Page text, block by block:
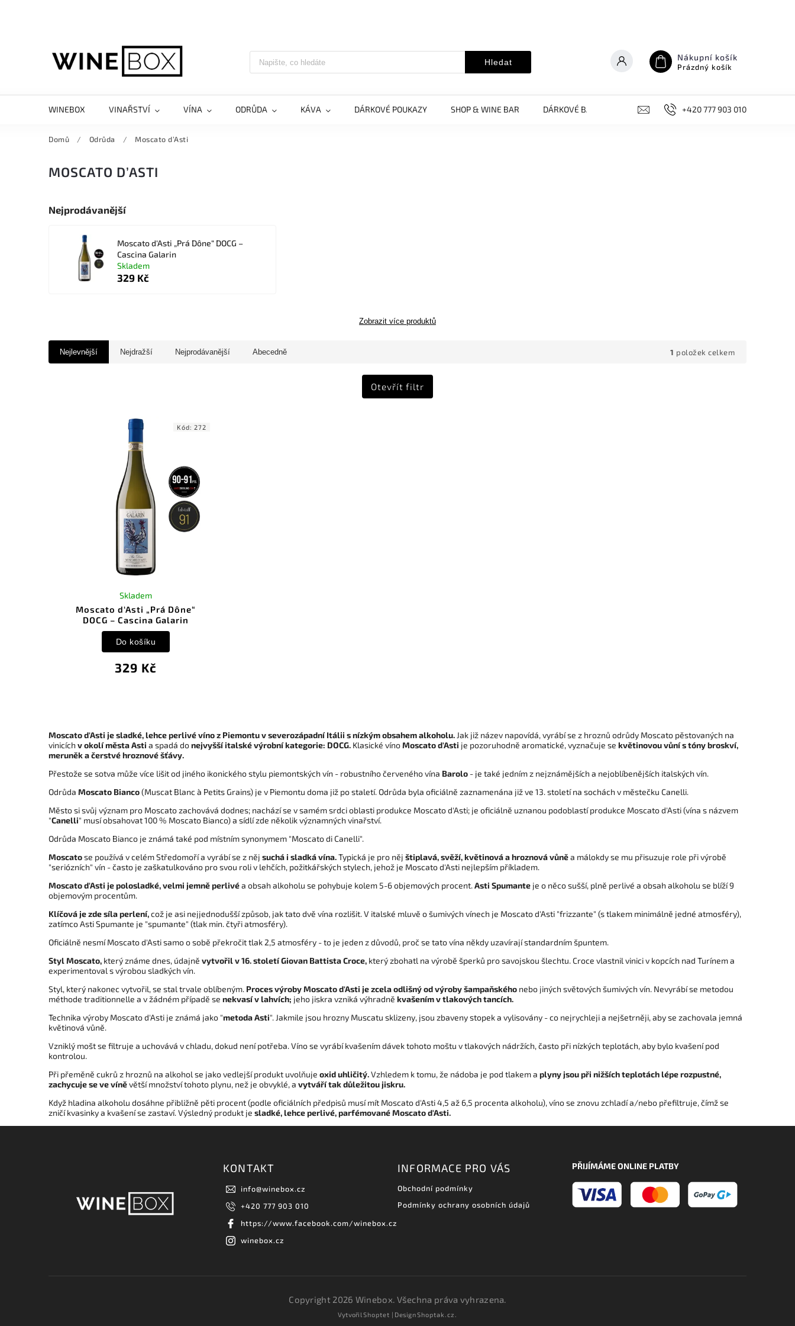
Hledat Nákupní košík
Prázdný košík
WINEBOX VINAŘSTVÍ VÍNA ODRŮDA KÁVA DÁRKOVÉ POUKAZY SHOP & WINE BAR DÁRKOVÉ BALÍČKY NOVINKY, AKCE KONTAKT
+420 777 903 010
Domů / Odrůda / Moscato d’Asti
MOSCATO D’ASTI
Nejprodávanější
Moscato d‘Asti „Prá Dône“ DOCG –
Cascina Galarin
Skladem
329 Kč
Zobrazit více produktů
Nejlevnější Nejdražší Nejprodávanější Abecedně 1 položek celkem
Otevřít filtr
Moscato d‘Asti „Prá Dône“
DOCG – Cascina Galarin
Skladem
329 Kč
Do košíku
Kód:272
Moscato d'Asti je sladké, lehce perlivé víno z Piemontu v severozápadní Itálii s nízkým obsahem alkoholu. Jak již název napovídá, vyrábí se z hroznů odrůdy Moscato pěstovaných na
vinicích v okolí města Asti a spadá donejvyšší italské výrobní kategorie: DOCG. Klasické vínoMoscato d'Asti je pozoruhodně aromatické, vyznačuje se květinovou vůní s tóny broskví,
meruněk a čerstvé hroznové šťávy.
Přestože se sotva může více lišit od jiného ikonického stylu piemontských vín - robustního červeného vína Barolo - je také jedním z nejznámějších a nejoblíbenějších italských vín.
Odrůda Moscato Bianco(Muscat Blanc à Petits Grains) je v Piemontu doma již po staletí. Odrůda byla oficiálně zaznamenána již ve 13. století na sochách v městečku Canelli.
Město si svůj význam pro Moscato zachovává dodnes; nachází se v samém srdci oblasti produkce Moscato d'Asti; je oficiálně uznanou podoblastí produkce Moscato d'Asti (vína s názvem
"Canelli" musí obsahovat 100 % Moscato Bianco) a sídlí zde několik významných vinařství.
Odrůda Moscato Bianco je známá také pod místním synonymem "Moscato di Canelli".
Moscatose používá v celém Středomoří a vyrábí se z něj suchá i sladká vína.Typická je pro něj štiplavá, svěží, květinová a hroznová vůněa málokdy se mu přisuzuje role při výrobě
"seriózních" vín - často je zaškatulkováno pro svou roli v lehčích, požitkářských stylech, jehož je Moscato d'Asti nejlepším příkladem.
Moscato d'Asti je polosladké, velmi jemně perlivéa obsah alkoholu se pohybuje kolem 5-6 objemových procent.Asti Spumante je o něco sušší, plně perlivé a obsah alkoholu se blíží 9
objemovým procentům.
Klíčová je zde síla perlení,což je asi nejjednodušší způsob, jak tato dvě vína rozlišit. V italské mluvě o šumivých vínech je Moscato d'Asti "frizzante" (s tlakem minimálně jedné atmosféry),
zatímco Asti Spumante je "spumante" (tlak min. čtyři atmosféry).
Oficiálně nesmí Moscato d'Asti samo o sobě překročit tlak 2,5 atmosféry - to je jeden z důvodů, proč se tato vína někdy uzavírají standardním špuntem.
Styl Moscato, který známe dnes, údajně vytvořil v 16. století Giovan Battista Croce, který zbohatl na výrobě šperků pro savojskou šlechtu. Croce vlastnil vinici v kopcích nad Turínem a
experimentoval s výrobou sladkých vín.
Styl, který nakonec vytvořil, se stal trvale oblíbeným. Proces výroby Moscato d'Asti je zcela odlišný od výroby šampaňského nebo jiných světových šumivých vín. Nevyrábí se metodou
méthode traditionnelle a v žádném případě se nekvasí v lahvích; jeho jiskra vzniká výhradně kvašením v tlakových tancích.
Technika výroby Moscato d'Asti je známá jako "metoda Asti". Jakmile jsou hrozny Muscatu sklizeny, jsou zbaveny stopek a vylisovány - co nejrychleji a nejšetrněji, aby se zachovala jemná
květinová vůně.
Vzniklý mošt se filtruje a uchovává v chladu, dokud není potřeba. Víno se vyrábí kvašením dávek tohoto moštu v tlakových nádržích, často při nízkých teplotách, aby bylo kvašení pod
kontrolou.
Při přeměně cukrů z hroznů na alkohol se jako vedlejší produkt uvolňuje oxid uhličitý.Vzhledem k tomu, že nádoba je pod tlakem a plyny jsou při nižších teplotách lépe rozpustné,
zachycuje se ve víněvětší množství tohoto plynu, než je obvyklé, a vytváří tak důležitou jiskru.
Když hladina alkoholu dosáhne přibližně pěti procent (podle oficiálních předpisů musí mít Moscato d'Asti 4,5 až 6,5 procenta alkoholu), víno se znovu zchladí a/nebo přefiltruje, čímž se
zničí kvasinky a kvašení se zastaví. Výsledný produkt je sladké, lehce perlivé, parfémované Moscato d'Asti.
KONTAKT
info@winebox.cz
+420 777 903 010
https://www.facebook.com/winebox.cz
winebox.cz
INFORMACE PRO VÁS
Obchodní podmínky
Podmínky ochrany osobních údajů
PŘIJÍMÁME ONLINE PLATBY
Copyright 2026 Winebox. Všechna práva vyhrazena.
VytvořilShoptet | DesignShoptak.cz.